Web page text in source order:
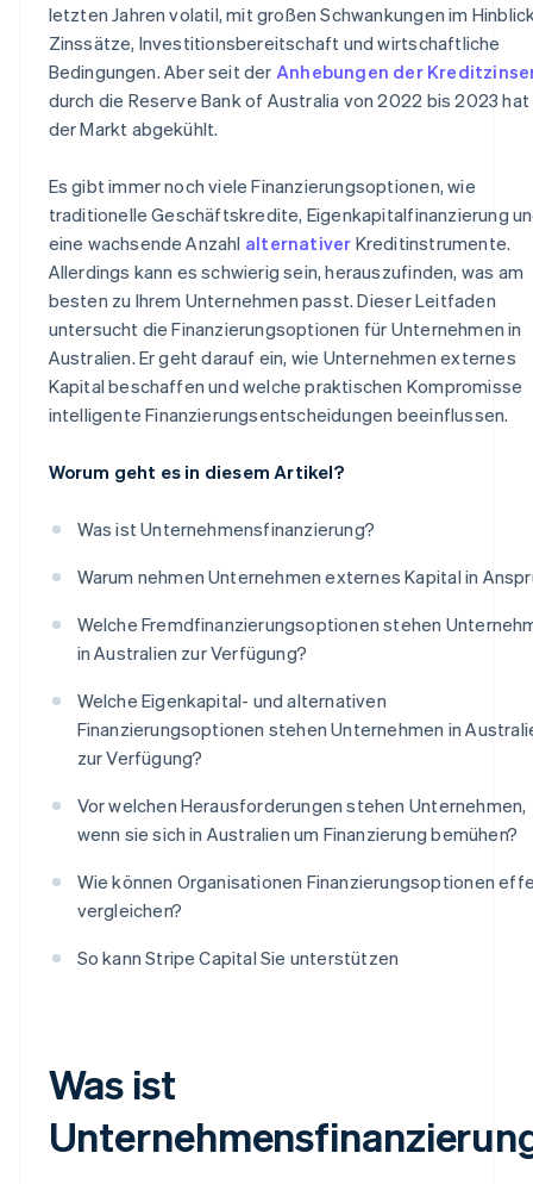
letzten Jahren volatil, mit großen Schwankungen im
Zinssätze, Investitionsbereitschaft und wirtschaftliche
Bedingungen. Aber seit der Anhebungen der
durch die Reserve Bank of Australia von 2022 bis 2023 hat
der Markt abgekühlt.
Es gibt immer noch viele Finanzierungsoptionen, wie
traditionelle Geschäftskredite, Eigenkapitalfinanzierung
eine wachsende Anzahl alternativer Kreditinstrumente.
Allerdings kann es schwierig sein, herauszufinden, was am
besten zu Ihrem Unternehmen passt. Dieser Leitfaden
untersucht die Finanzierungsoptionen für Unternehmen in
Australien. Er geht darauf ein, wie Unternehmen externes
Kapital beschaffen und welche praktischen Kompromisse
intelligente Finanzierungsentscheidungen beeinflussen.
Worum geht es in diesem Artikel?
Was ist Unternehmensfinanzierung?
Warum nehmen Unternehmen externes Kapital in
Welche Fremdfinanzierungsoptionen stehen
in Australien zur Verfügung?
Welche Eigenkapital- und alternativen
Finanzierungsoptionen stehen Unternehmen in
zur Verfügung?
Vor welchen Herausforderungen stehen Unternehmen,
wenn sie sich in Australien um Finanzierung bemühen?
Wie können Organisationen Finanzierungsoptionen
vergleichen?
So kann Stripe Capital Sie unterstützen
Was ist